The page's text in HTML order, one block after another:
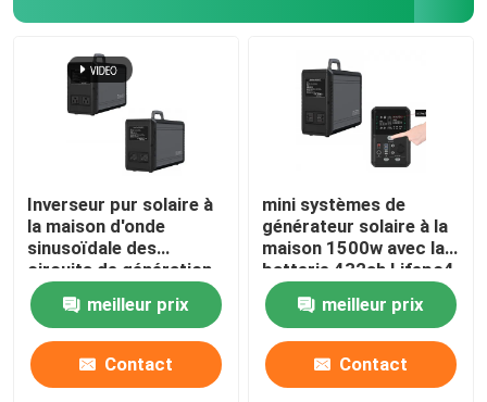
Inverseur pur solaire à
la maison d'onde
sinusoïdale des
circuits de génération
de MPPT Lifepo4
1500w meilleur prix
Contact
mini systèmes de
générateur solaire à la
maison 1500w avec la
batterie 432ah Lifepo4
meilleur prix
Contact